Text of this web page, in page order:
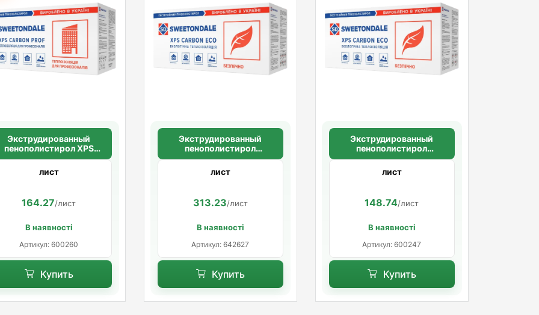
Экструдированный
пенополистирол XPS
CARBON PROF RF
уп.) (8шт/уп.)
лист
164.27/лист
В наявності
Артикул: 600260
Купить
Экструдированный
пенополистирол
SWEETONDALE CARBON
(6,844м2 в уп.) (10шт/уп.)
лист
313.23/лист
В наявності
Артикул: 642627
Купить
Экструдированный
пенополистирол
SWEETONDALE CARBON
(6,844м2 в уп.) (10шт/уп.)
лист
148.74/лист
В наявності
Артикул: 600247
Купить